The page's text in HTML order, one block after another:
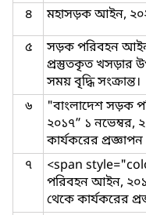
৪
মহাসড়ক আইন,
৫
সড়ক পরিবহন
প্রস্তুতকৃত খসড়ার
সময় বৃদ্ধি সংক্রান্ত।
৬
"বাংলাদেশ সড়ক
২০১৭” ১ নভেম্বর,
কার্যকরের প্রজ্ঞাপন
৭
<span
পরিবহন আইন,
থেকে কার্যকরের